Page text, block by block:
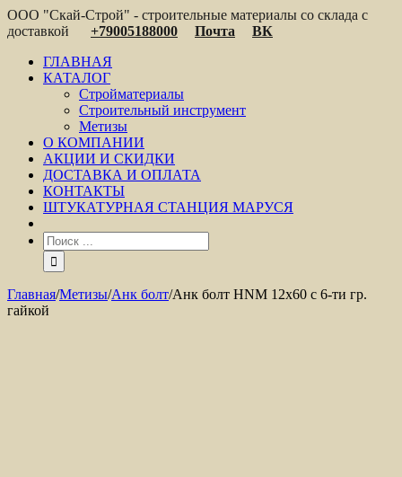
ООО "Скай-Строй" - строительные материалы со склада с
доставкой
+79005188000 Почта
ВК
ГЛАВНАЯ
КАТАЛОГ
Стройматериалы
Строительный инструмент
Метизы
О КОМПАНИИ
АКЦИИ И СКИДКИ
ДОСТАВКА И ОПЛАТА
КОНТАКТЫ
ШТУКАТУРНАЯ СТАНЦИЯ МАРУСЯ
Главная/Метизы/Анк болт/Анк болт HNM 12х60 с 6-ти гр.
гайкой